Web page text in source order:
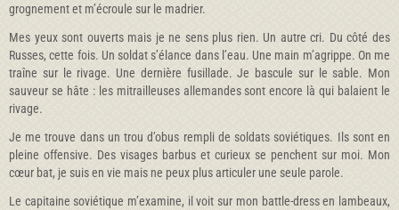
grognement et m’écroule sur le madrier.
Mes yeux sont ouverts mais je ne sens plus rien. Un autre cri. Du côté des
Russes, cette fois. Un soldat s’élance dans l’eau. Une main m’agrippe. On me
traîne sur le rivage. Une dernière fusillade. Je bascule sur le sable. Mon
sauveur se hâte : les mitrailleuses allemandes sont encore là qui balaient le
rivage.
Je me trouve dans un trou d’obus rempli de soldats soviétiques. Ils sont en
pleine offensive. Des visages barbus et curieux se penchent sur moi. Mon
cœur bat, je suis en vie mais ne peux plus articuler une seule parole.
Le capitaine soviétique m’examine, il voit sur mon battle-dress en lambeaux,